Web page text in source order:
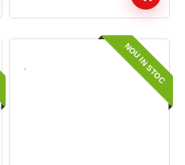
NOU IN STOC